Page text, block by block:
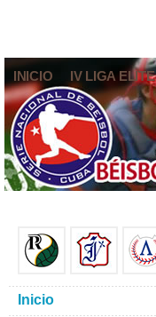
INICIO IV LIGA ELITE
Inicio